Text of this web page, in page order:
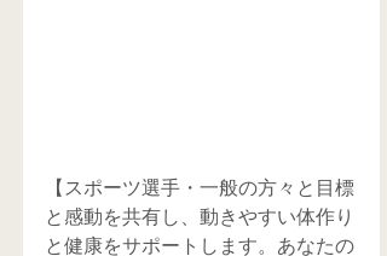
【スポーツ選手・一般の方々と目標
と感動を共有し、動きやすい体作り
と健康をサポートします。あなたの